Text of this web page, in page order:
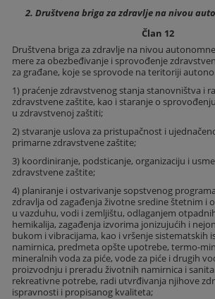
2. Društvena briga za zdravlje na nivou
Član 12
Društvena briga za zdravlje na nivou
mere za obezbeđivanje i sprovođenje
za građane, koje se sprovode na teritoriji
1) praćenje zdravstvenog stanja stanovništva i
zdravstvene zaštite, kao i staranje o
u zdravstvenoj zaštiti;
2) stvaranje uslova za pristupačnost i
primarne zdravstvene zaštite;
3) koordiniranje, podsticanje, organizaciju i
zdravstvene zaštite;
4) planiranje i ostvarivanje sopstvenog
zdravlja od zagađenja životne sredine štetnim i
u vazduhu, vodi i zemljištu, odlaganjem
hemikalija, zagađenja izvorima jonizujućih i
bukom i vibracijama, kao i vršenje sistematskih
namirnica, predmeta opšte upotrebe, termo-
mineralnih voda za piće, vode za piće i drugih
proizvodnju i preradu životnih namirnica i
rekreativne potrebe, radi utvrđivanja njihove
ispravnosti i propisanog kvaliteta;